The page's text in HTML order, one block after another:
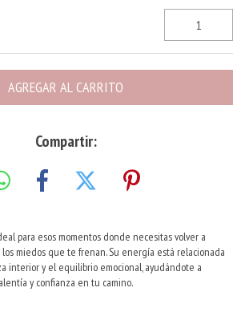
Compartir:
para esos momentos donde necesitas volver a
miedos que te frenan. Su energía está relacionada
interior y el equilibrio emocional, ayudándote a
y confianza en tu camino.